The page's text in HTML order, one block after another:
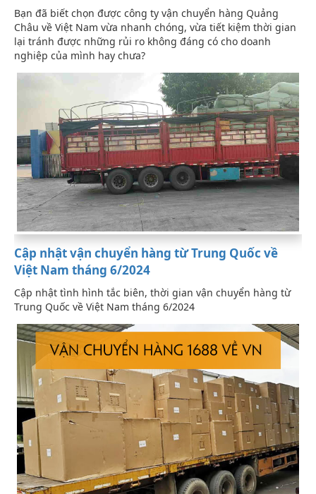
Bạn đã biết chọn được công ty vận chuyển hàng Quảng
Châu về Việt Nam vừa nhanh chóng, vừa tiết kiệm thời gian
lại tránh được những rủi ro không đáng có cho doanh
nghiệp của mình hay chưa?
Cập nhật vận chuyển hàng từ Trung Quốc về
Việt Nam tháng 6/2024
Cập nhật tình hình tắc biên, thời gian vận chuyển hàng từ
Trung Quốc về Việt Nam tháng 6/2024